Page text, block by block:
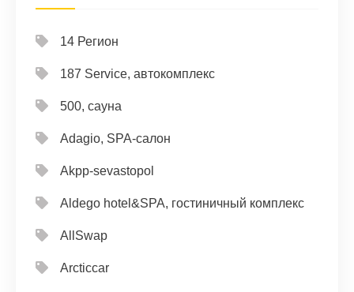
14 Регион
187 Service, автокомплекс
500, сауна
Adagio, SPA-салон
Akpp-sevastopol
Aldego hotel&SPA, гостиничный комплекс
AllSwap
Arcticcar